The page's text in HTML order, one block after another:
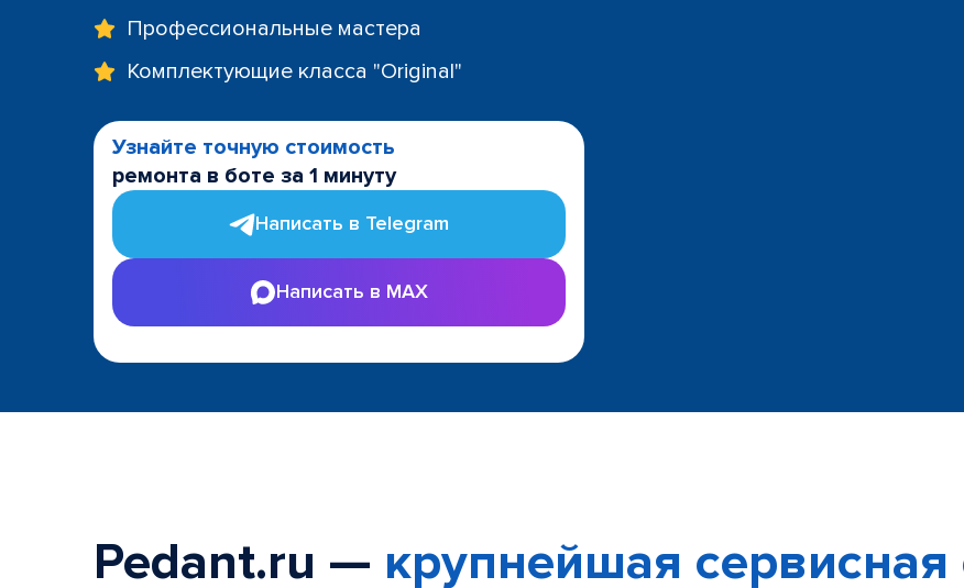
Профессиональные мастера
Комплектующие класса "Original"
Узнайте точную стоимость
ремонта в боте за 1 минуту
Написать в Telegram
Написать в MAX
Pedant.ru — крупнейшая сервисная